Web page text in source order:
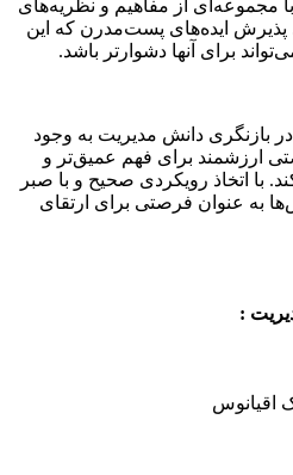
مجموعه‌ای از مفاهیم و نظریه‌های
پذیرش ایده‌های پست‌مدرن که این
برای آنها دشوارتر باشد.
بازنگری دانش مدیریت به وجود
ارزشمند برای فهم عمیق‌تر و
با اتخاذ رویکردی صحیح و با صبر
به عنوان فرصتی برای ارتقای
:
اقیانوس